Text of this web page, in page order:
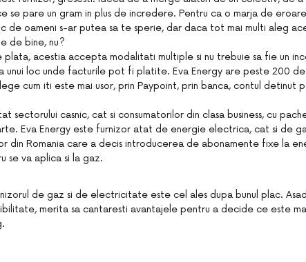
se pare un gram in plus de incredere. Pentru ca o marja de
de oameni s-ar putea sa te sperie, dar daca tot mai multi aleg
de bine, nu?
plata, acestia accepta modalitati multiple si nu trebuie sa fie un
unui loc unde facturile pot fi platite. Eva Energy are peste 200
cum iti este mai usor, prin Paypoint, prin banca, contul detinut
sectorului casnic, cat si consumatorilor din clasa business, cu
Eva Energy este furnizor atat de energie electrica, cat si de
din Romania care a decis introducerea de abonamente fixe la
se va aplica si la gaz.
de gaz si de electricitate este cel ales dupa bunul plac.
merita sa cantaresti avantajele pentru a decide ce este